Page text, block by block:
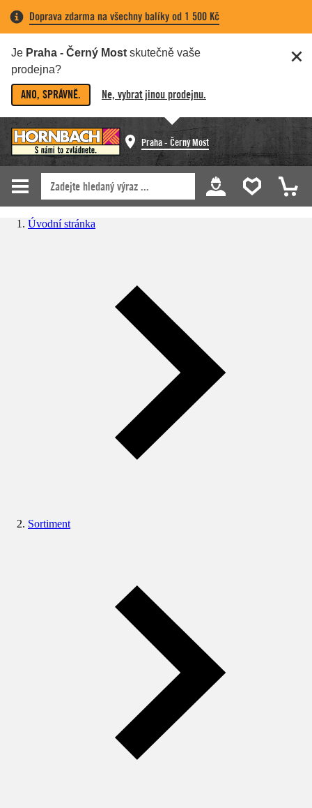
Doprava zdarma na všechny balíky od 1 500 Kč
Je Praha - Černý Most skutečně vaše
prodejna?
ANO, SPRÁVNĚ. Ne, vybrat jinou prodejnu.
Praha - Černý Most
Úvodní stránka
Sortiment